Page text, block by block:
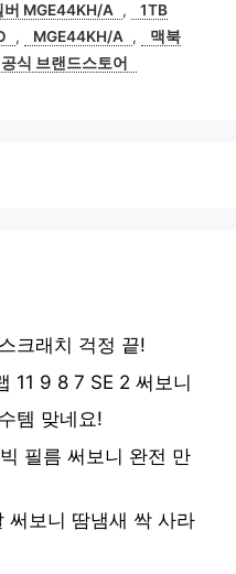
버 MGE44KH/A
,
1TB
, MGE44KH/A ,
맥북
식 브랜드스토어
크래치 걱정 끝!
11 9 8 7 SE 2 써보니
템 맞네요!
필름 써보니 완전 만
써보니 땀냄새 싹 사라